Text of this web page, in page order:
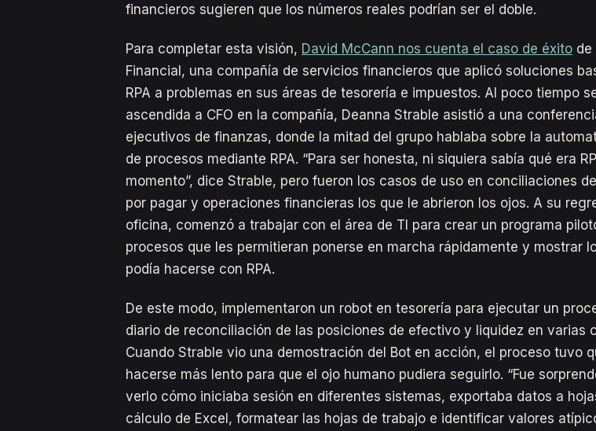
financieros sugieren que los números reales podrían ser el doble.
Para completar esta visión, David McCann nos cuenta el caso de éxito de
Financial, una compañía de servicios financieros que aplicó soluciones
RPA a problemas en sus áreas de tesorería e impuestos. Al poco tiempo
ascendida a CFO en la compañía, Deanna Strable asistió a una
ejecutivos de finanzas, donde la mitad del grupo hablaba sobre la
de procesos mediante RPA. “Para ser honesta, ni siquiera sabía qué era
momento”, dice Strable, pero fueron los casos de uso en conciliaciones
por pagar y operaciones financieras los que le abrieron los ojos. A su
oficina, comenzó a trabajar con el área de TI para crear un programa
procesos que les permitieran ponerse en marcha rápidamente y mostrar
podía hacerse con RPA.
De este modo, implementaron un robot en tesorería para ejecutar un
diario de reconciliación de las posiciones de efectivo y liquidez en varias
Cuando Strable vio una demostración del Bot en acción, el proceso tuvo
hacerse más lento para que el ojo humano pudiera seguirlo. “Fue
verlo cómo iniciaba sesión en diferentes sistemas, exportaba datos a
cálculo de Excel, formatear las hojas de trabajo e identificar valores